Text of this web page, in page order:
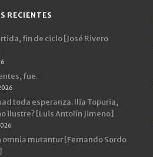
RECIENTES
fin de ciclo [José Rivero
fue.
toda esperanza. Ilia Topuria,
ilustre? [Luis Antolín Jimeno]
omnia mutantur [Fernando Sordo